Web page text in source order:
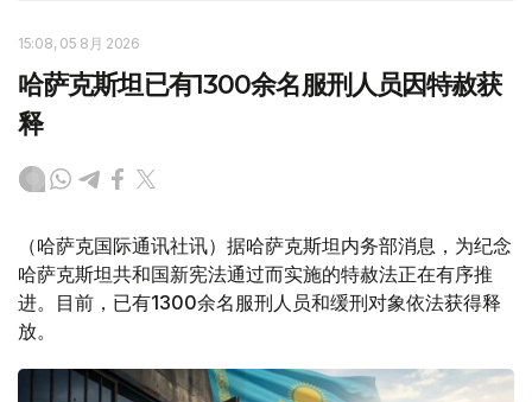
15:08, 05 8月 2026
哈萨克斯坦已有1300余名服刑人员因特赦获
释
（哈萨克国际通讯社讯）据哈萨克斯坦内务部消息，为纪念
哈萨克斯坦共和国新宪法通过而实施的特赦法正在有序推
进。目前，已有1300余名服刑人员和缓刑对象依法获得释
放。